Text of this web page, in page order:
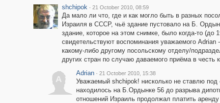
shchipok · 21 October 2010, 08:59
Да мало ли что, где и как могло быть в разных
Израиля в СССР, чьё здание пустовало на Б.
здание, которое на этом снимке, было когда-то (до
свидетельствуют воспоминания уважаемого Adrian
какому-либо другому посольскому отделу/
других стран по случаю даваемого приёма в честь
A
Adrian · 21 October 2010, 15:38
Уважаемый shchipok! нисколько не ставлю под
находилось на Б.Ордынке 56 до разрыва
отношений Израиль продолжал платить